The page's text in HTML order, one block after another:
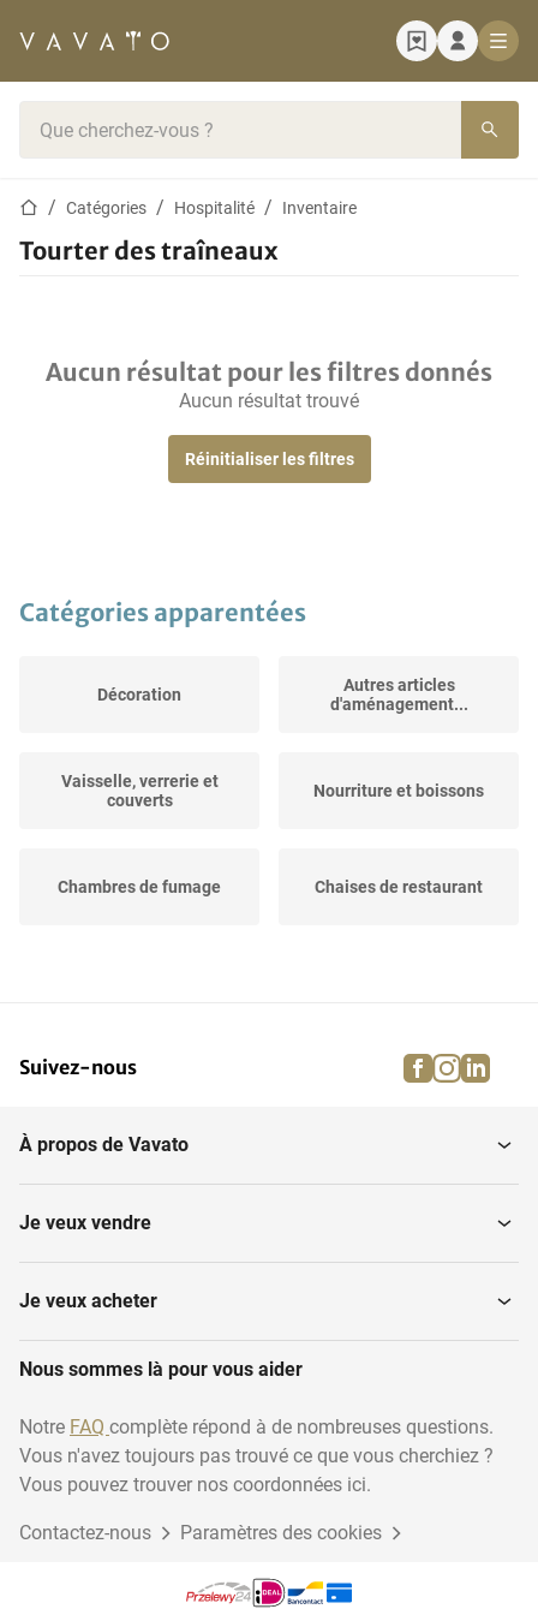
Page d'accueil
Catégories Hospitalité Inventaire
Tourter des traîneaux
Aucun résultat pour les filtres donnés
Aucun résultat trouvé
Réinitialiser les filtres
Catégories apparentées
Décoration
Autres articles
d'aménagement...
Vaisselle, verrerie et
couverts
Nourriture et boissons
Chambres de fumage Chaises de restaurant
Suivez-nous facebook
À propos de Vavato
Je veux vendre
Je veux acheter
Nous sommes là pour vous aider
Notre FAQ complète répond à de nombreuses questions.
Vous n'avez toujours pas trouvé ce que vous cherchiez ?
Vous pouvez trouver nos coordonnées ici.
Contactez-nous Paramètres des cookies